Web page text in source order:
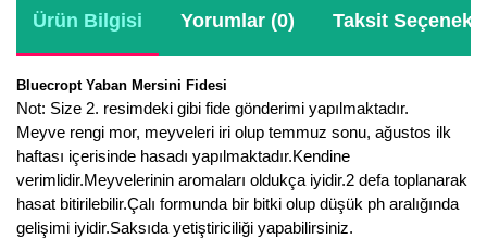
Ürün Bilgisi Yorumlar (0) Taksit
Bluecropt Yaban Mersini Fidesi
Not: Size 2. resimdeki gibi fide gönderimi yapılmaktadır.
Meyve rengi mor, meyveleri iri olup temmuz sonu, ağustos ilk
haftası içerisinde hasadı yapılmaktadır.Kendine
verimlidir.Meyvelerinin aromaları oldukça iyidir.2 defa toplanarak
hasat bitirilebilir.Çalı formunda bir bitki olup düşük ph aralığında
gelişimi iyidir.Saksıda yetiştiriciliği yapabilirsiniz.
Fındık Fidanı
Frenk Üzümü Fidanı
Girebolu Fidanı
Goji Berry Fidanı
Hünnap Fidanı